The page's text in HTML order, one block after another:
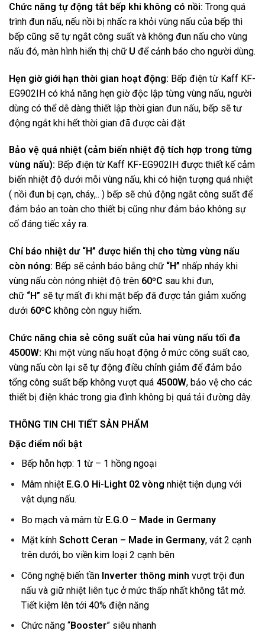
Chức năng tự động tắt bếp khi không có nồi: Trong quá
trình đun nấu, nếu nồi bị nhấc ra khỏi vùng nấu của bếp thì
bếp cũng sẽ tự ngắt công suất và không đun nấu cho vùng
nấu đó, màn hình hiển thị chữ U để cảnh báo cho người dùng.
Hẹn giờ giới hạn thời gian hoạt động: Bếp điện từ Kaff KF-
EG902IH có khả năng hẹn giờ độc lập từng vùng nấu, người
dùng có thể dễ dàng thiết lập thời gian đun nấu, bếp sẽ tư
động ngắt khi hết thời gian đã được cài đặt
Bảo vệ quá nhiệt (cảm biến nhiệt độ tích hợp trong từng
vùng nấu): Bếp điện từ Kaff KF-EG902IH được thiết kế cảm
biến nhiệt độ dưới mỗi vùng nấu, khi có hiện tượng quá nhiệt
( nồi đun bị cạn, cháy,.. ) bếp sẽ chủ động ngắt công suất để
đảm bảo an toàn cho thiết bị cũng như đảm bảo không sự
cố đáng tiếc xảy ra.
Chỉ báo nhiệt dư “H” được hiển thị cho từng vùng nấu
còn nóng: Bếp sẽ cảnh báo bằng chữ “H” nhấp nháy khi
vùng nấu còn nóng nhiệt độ trên 60ºC sau khi đun,
chữ “H” sẽ tự mất đi khi mặt bếp đã được tản giảm xuống
dưới 60ºC không còn nguy hiểm.
Chức năng chia sẻ công suất của hai vùng nấu tối đa
4500W: Khi một vùng nấu hoạt động ở mức công suất cao,
vùng nấu còn lại sẽ tự động điều chỉnh giảm để đảm bảo
tổng công suất bếp không vượt quá 4500W, bảo vệ cho các
thiết bị điện khác trong gia đình không bị quá tải đường dây.
THÔNG TIN CHI TIẾT SẢN PHẨM
Đặc điểm nổi bật
Bếp hỗn hợp: 1 từ – 1 hồng ngoại
Mâm nhiệt E.G.O Hi-Light 02 vòng nhiệt tiện dụng với
vật dụng nấu.
Bo mạch và mâm từ E.G.O – Made in Germany
Mặt kính Schott Ceran – Made in Germany, vát 2 cạnh
trên dưới, bo viền kim loại 2 cạnh bên
Công nghệ biến tần Inverter thông minh vượt trội đun
nấu và giữ nhiệt liên tục ở mức thấp nhất không tắt mở.
Tiết kiệm lên tới 40% điện năng
Chức năng “Booster” siêu nhanh